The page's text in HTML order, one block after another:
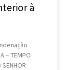
à
– TEMPO
SENHOR